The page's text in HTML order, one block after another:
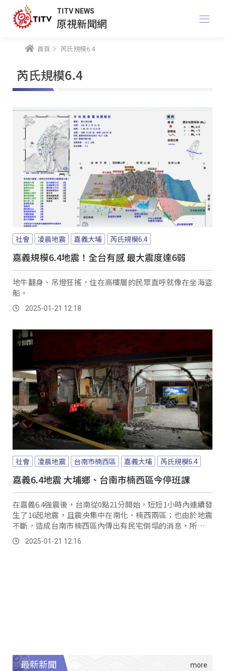
TITV NEWS
原視新聞網
首頁 芮氏規模6.4
芮氏規模6.4
社會 凌晨地震 嘉義大埔 芮氏規模6.4
嘉義規模6.4地震！全台有感 最大震度達6弱
地牛翻身、吊燈狂搖，住在高樓層的民眾直呼就像在坐海盜
船。
2025-01-21 12:18
社會 凌晨地震 台南市楠西區 嘉義大埔 芮氏規模6.4
嘉義6.4地震 大埔鄉、台南市楠西區今停班課
在嘉義6.4強震後，台南從0點21分開始，短短1小時內連續發
生了16起地震，且震央集中在南化、楠西兩區；也由於地震
不斷，造成台南市楠西區內傳出有民宅倒塌的消息，所幸警
消趕抵現場後，順利救出民眾，其中最小的才剛滿月。
2025-01-21 12:16
最新新聞